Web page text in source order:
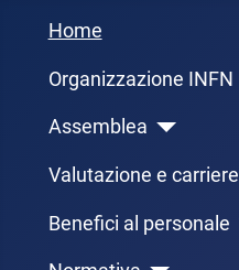
Home
Organizzazione INFN
Assemblea
Valutazione e carriere
Benefici al personale